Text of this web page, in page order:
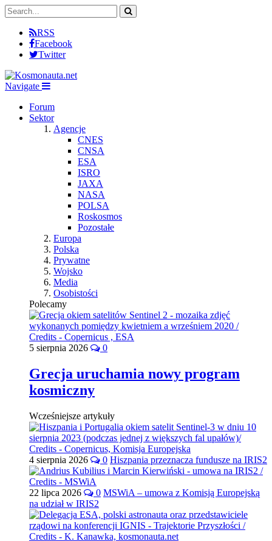
RSS
Facebook
Twitter
Navigate
Forum
Sektor
Agencje
CNES
CNSA
ESA
ISRO
JAXA
NASA
POLSA
Roskosmos
Pozostałe
Europa
Polska
Prywatne
Wojsko
Media
Osobistości
Polecamy
5 sierpnia 2026 0
Grecja uruchamia nowy program
kosmiczny
Wcześniejsze artykuły
4 sierpnia 2026 0 Hiszpania przeznacza fundusze na IRIS2
22 lipca 2026 0 MSWiA – umowa z Komisją Europejską
na udział w IRIS2